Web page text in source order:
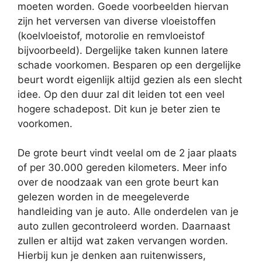
moeten worden. Goede voorbeelden hiervan
zijn het verversen van diverse vloeistoffen
(koelvloeistof, motorolie en remvloeistof
bijvoorbeeld). Dergelijke taken kunnen latere
schade voorkomen. Besparen op een dergelijke
beurt wordt eigenlijk altijd gezien als een slecht
idee. Op den duur zal dit leiden tot een veel
hogere schadepost. Dit kun je beter zien te
voorkomen.
De grote beurt vindt veelal om de 2 jaar plaats
of per 30.000 gereden kilometers. Meer info
over de noodzaak van een grote beurt kan
gelezen worden in de meegeleverde
handleiding van je auto. Alle onderdelen van je
auto zullen gecontroleerd worden. Daarnaast
zullen er altijd wat zaken vervangen worden.
Hierbij kun je denken aan ruitenwissers,